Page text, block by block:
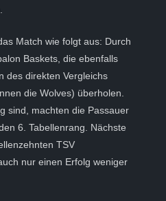
Match wie folgt aus: Durch
Baskets, die ebenfalls
des direkten Vergleichs
die Wolves) überholen.
sind, machten die Passauer
6. Tabellenrang. Nächste
TSV
nur einen Erfolg weniger